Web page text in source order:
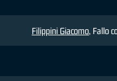
Filippini Giacomo, Fallo